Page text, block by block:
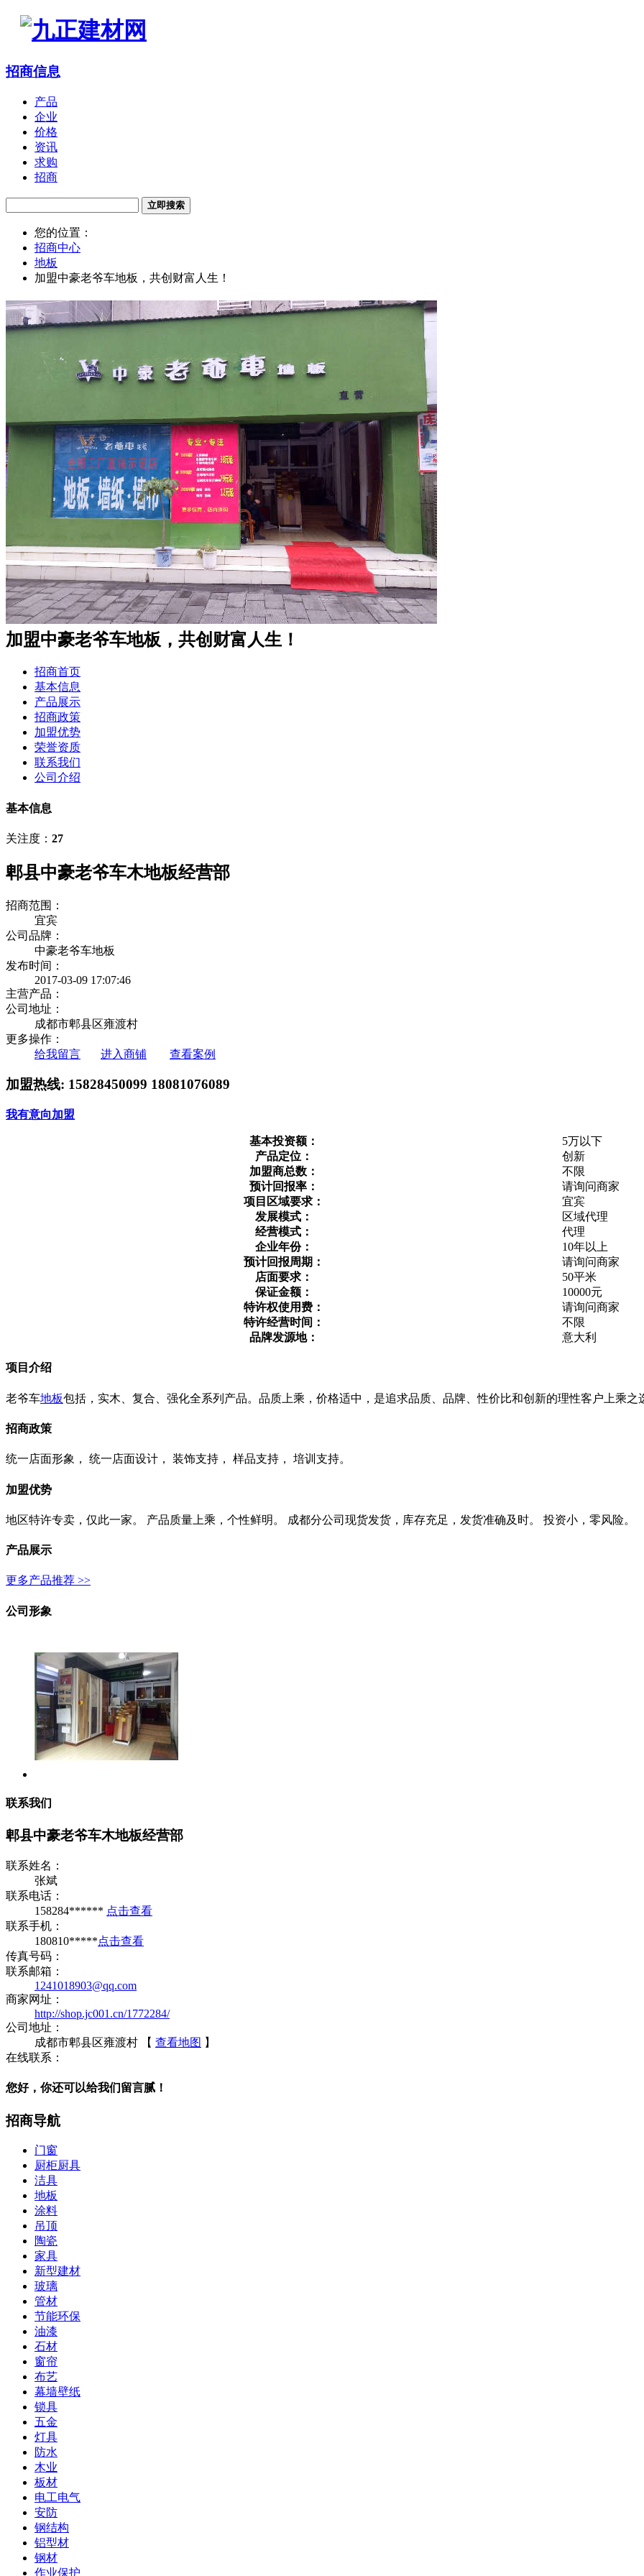
招商信息
产品
企业
价格
资讯
求购
招商
立即搜索
您的位置：
招商中心
地板
加盟中豪老爷车地板，共创财富人生！
加盟中豪老爷车地板，共创财富人生！
招商首页
基本信息
产品展示
招商政策
加盟优势
荣誉资质
联系我们
公司介绍
基本信息
关注度： 27
郫县中豪老爷车木地板经营部
招商范围：
宜宾
公司品牌：
中豪老爷车地板
发布时间：
2017-03-09 17:07:46
主营产品：
公司地址：
成都市郫县区雍渡村
更多操作：
给我留言
进入商铺 查看案例
加盟热线: 15828450099 18081076089
我有意向加盟
基本投资额：
5万以下
产品定位：
创新
加盟商总数：
不限
预计回报率：
请询问商家
项目区域要求：
宜宾
发展模式：
区域代理
经营模式：
代理
企业年份：
10年以上
预计回报周期：
请询问商家
店面要求：
50平米
保证金额：
10000元
特许权使用费：
请询问商家
特许经营时间：
不限
品牌发源地：
意大利
项目介绍
老爷车地板包括，实木、复合、强化全系列产品。品质上乘，价格适中，是追求品质、品牌、性价比和创新的理性客户上乘之
招商政策
统一店面形象， 统一店面设计， 装饰支持， 样品支持， 培训支持。
加盟优势
地区特许专卖，仅此一家。 产品质量上乘，个性鲜明。 成都分公司现货发货，库存充足，发货准确及时。 投资小，零风险。
产品展示
更多产品推荐 >>
公司形象
联系我们
郫县中豪老爷车木地板经营部
联系姓名：
张斌
联系电话：
158284****** 点击查看
联系手机：
180810*****点击查看
传真号码：
联系邮箱：
1241018903@qq.com
商家网址：
http://shop.jc001.cn/1772284/
公司地址：
成都市郫县区雍渡村 【 查看地图 】
在线联系：
您好，你还可以给我们留言腻！
招商导航
门窗
厨柜厨具
洁具
地板
涂料
吊顶
陶瓷
家具
新型建材
玻璃
管材
节能环保
油漆
石材
窗帘
布艺
幕墙壁纸
锁具
五金
灯具
防水
木业
板材
电工电气
安防
钢结构
铝型材
钢材
作业保护